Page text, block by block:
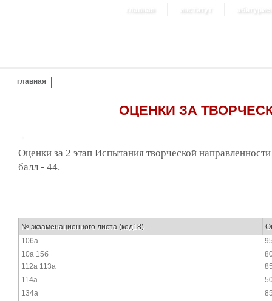
главная институт
ВЫ ЗДЕСЬ
главная
ОЦЕНКИ ЗА
Оценки за 2 этап Испытания творческой
балл - 44.
№ экзаменационного листа (код18)
106а
10а 15б
112а 113а
114а
134а